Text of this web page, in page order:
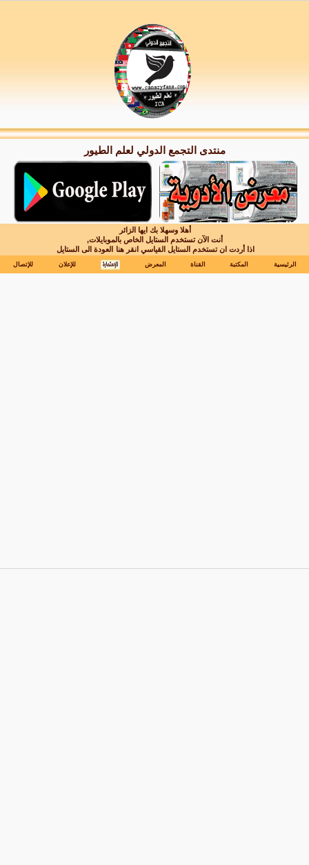
منتدى التجمع الدولي لعلم الطيور
أهلا وسهلا بك ايها الزائر
أنت الآن تستخدم الستايل الخاص بالموبايلات,
اذا أردت ان تستخدم الستايل القياسي انقر هنا العودة الى الستايل
الرئيسية المكتبة القناة المعرض للإعلان للإتصال